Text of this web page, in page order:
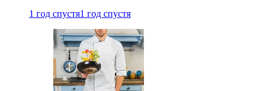
1 год спустя1 год спустя